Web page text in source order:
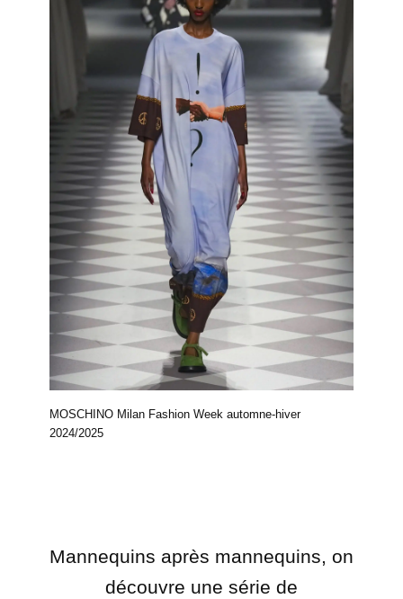
MOSCHINO Milan Fashion Week automne-hiver
2024/2025
Mannequins après mannequins, on
découvre une série de